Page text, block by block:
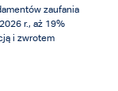
zaufania
r., aż 19%
i zwrotem